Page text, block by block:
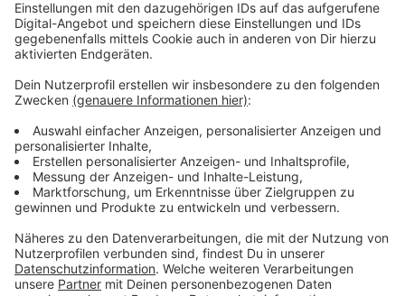
Anzeige
Vorstellen brauchen wir ihn euch nicht. Seit 2003
treibt Jürgen Bangert nun als "Elvis Eifel" seine Späße
am Telefon mit seinen Hörerinnen und Hörern im Radio.
Aber selbst seine 'Opfer' müssen am Ende mit lachen -
wenn auch nicht immer. Und weil ihr nicht genug von
ihm bekommen könnt, ist Elvis nun unter die Podcaster
Verfügung. Hier bekommt Ihr außerdem den
"Directors-Cut" - die Original-Telefonate in längerer
Version. Elvis wird sich mit Kollegen und ehemaligen